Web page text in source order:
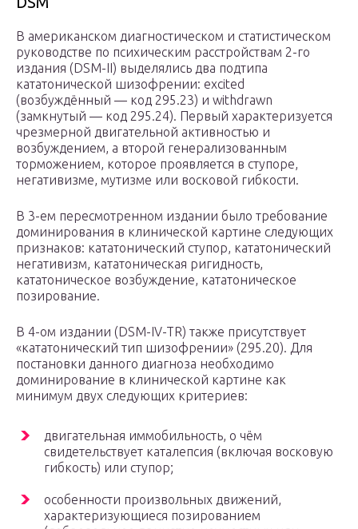
В американском диагностическом и статистическом
руководстве по психическим расстройствам 2-го
издания (DSM-II) выделялись два подтипа
кататонической шизофрении: excited
(возбуждённый — код 295.23) и withdrawn
(замкнутый — код 295.24). Первый характеризуется
чрезмерной двигательной активностью и
возбуждением, а второй генерализованным
торможением, которое проявляется в ступоре,
негативизме, мутизме или восковой гибкости.
В 3-ем пересмотренном издании было требование
доминирования в клинической картине следующих
признаков: кататонический ступор, кататонический
негативизм, кататоническая ригидность,
кататоническое возбуждение, кататоническое
позирование.
В 4-ом издании (DSM-IV-TR) также присутствует
«кататонический тип шизофрении» (295.20). Для
постановки данного диагноза необходимо
доминирование в клинической картине как
минимум двух следующих критериев:
двигательная иммобильность, о чём
свидетельствует каталепсия (включая восковую
гибкость) или ступор;
особенности произвольных движений,
характеризующиеся позированием